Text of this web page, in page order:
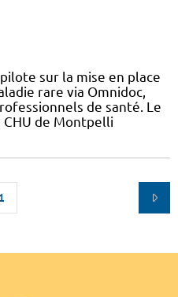
sur la mise en place
rare via Omnidoc,
de santé. Le
de Montpelli
1